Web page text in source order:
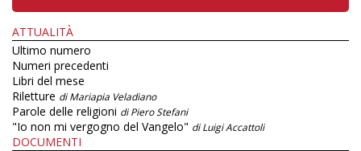
ATTUALITÀ
Ultimo numero
Numeri precedenti
Libri del mese
Riletture di Mariapia Veladiano
Parole delle religioni di Piero Stefani
"Io non mi vergogno del Vangelo" di Luigi Accattoli
DOCUMENTI